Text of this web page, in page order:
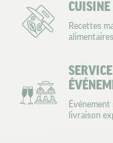
CUISINE
Recettes
livraison